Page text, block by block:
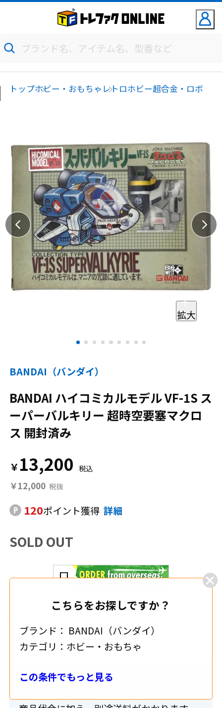
トップホビー・おもちゃ レトロホビー超合金・ロボ
拡大
BANDAI（バンダイ）
BANDAI ハイコミカルモデル VF-1S ス
ーパーバルキリー 超時空要塞マクロ
ス 開封済み
￥ 13,200
￥12,000
120ポイント獲得 詳細
SOLD OUT
こちらをお探しですか？
ブランド： BANDAI（バンダイ）
カテゴリ： ホビー・おもちゃ
この条件でもっと見る
追加する
シェアする
送料・配送について